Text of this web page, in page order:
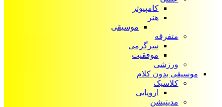
کامپیوتر
هنر
موسیقی
متفرقه
سرگرمی
موفقیت
ورزشی
موسیقی بدون کلام
کلاسیک
اروپایی
مدیتیشن